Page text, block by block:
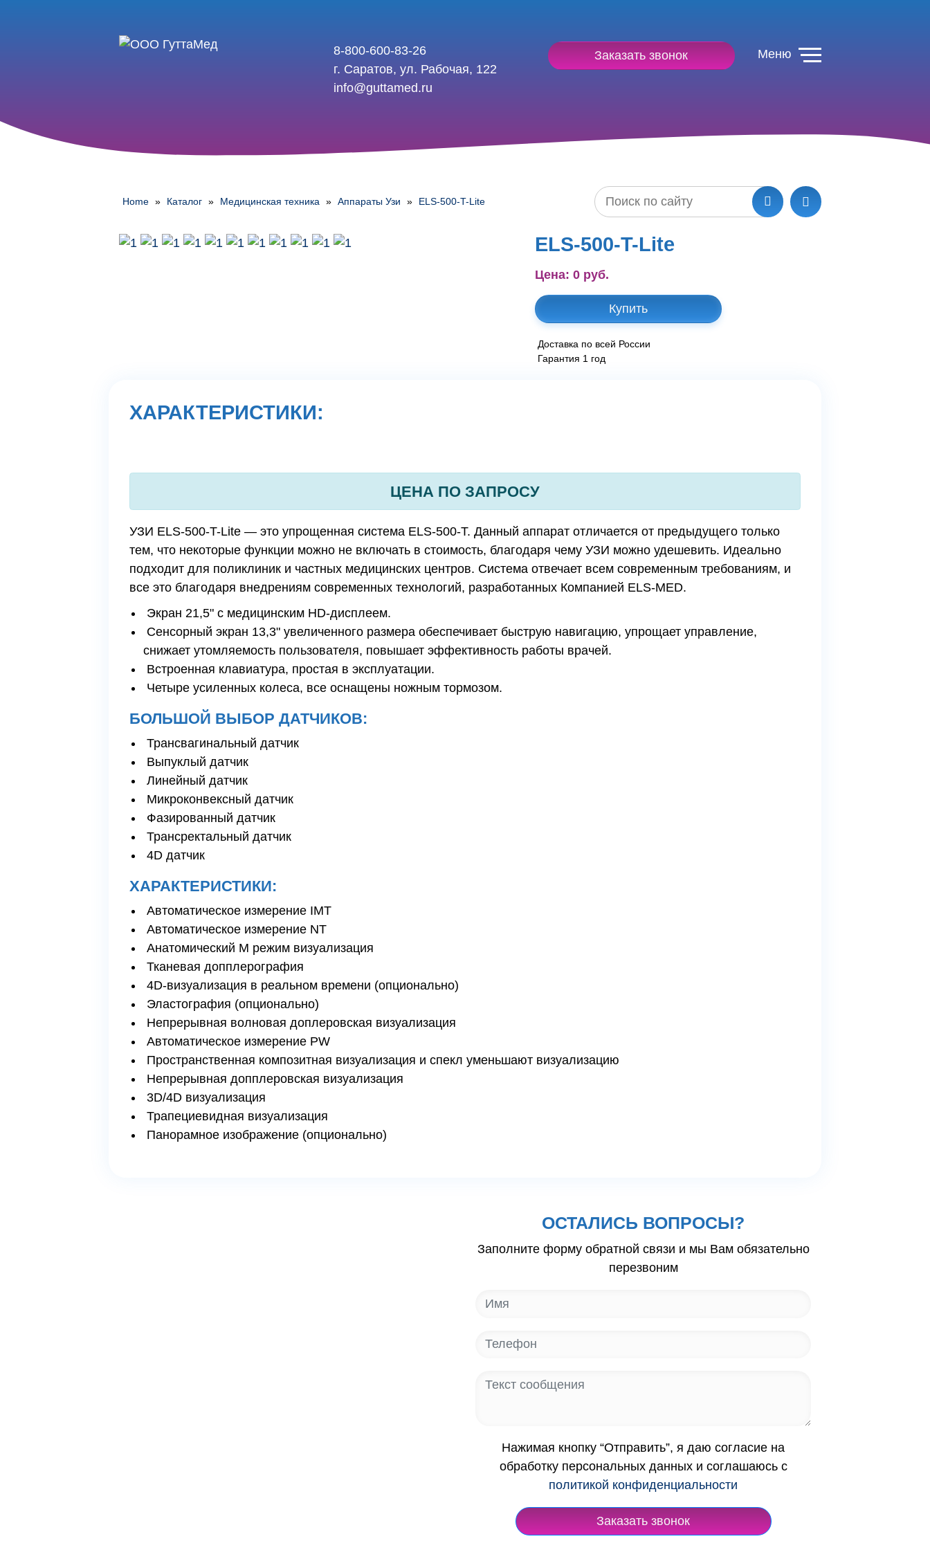
8-800-600-83-26
г. Саратов, ул. Рабочая, 122
info@guttamed.ru
Заказать звонок Меню
Home » Каталог » Медицинская техника » Аппараты Узи » ELS-500-T-Lite
ELS-500-T-Lite
Цена: 0 руб.
Купить
Доставка по всей России
Гарантия 1 год
ХАРАКТЕРИСТИКИ:
ЦЕНА ПО ЗАПРОСУ
УЗИ ELS-500-T-Lite — это упрощенная система ELS-500-T. Данный аппарат отличается от предыдущего только
тем, что некоторые функции можно не включать в стоимость, благодаря чему УЗИ можно удешевить. Идеально
подходит для поликлиник и частных медицинских центров. Система отвечает всем современным требованиям, и
все это благодаря внедрениям современных технологий, разработанных Компанией ELS-MED.
Экран 21,5" с медицинским HD-дисплеем.
Сенсорный экран 13,3" увеличенного размера обеспечивает быструю навигацию, упрощает управление,
снижает утомляемость пользователя, повышает эффективность работы врачей.
Встроенная клавиатура, простая в эксплуатации.
Четыре усиленных колеса, все оснащены ножным тормозом.
БОЛЬШОЙ ВЫБОР ДАТЧИКОВ:
Трансвагинальный датчик
Выпуклый датчик
Линейный датчик
Микроконвексный датчик
Фазированный датчик
Трансректальный датчик
4D датчик
ХАРАКТЕРИСТИКИ:
Автоматическое измерение IMT
Автоматическое измерение NT
Анатомический М режим визуализация
Тканевая допплерография
4D-визуализация в реальном времени (опционально)
Эластография (опционально)
Непрерывная волновая доплеровская визуализация
Автоматическое измерение PW
Пространственная композитная визуализация и спекл уменьшают визуализацию
Непрерывная допплеровская визуализация
3D/4D визуализация
Трапециевидная визуализация
Панорамное изображение (опционально)
ОСТАЛИСЬ ВОПРОСЫ?
Заполните форму обратной связи и мы Вам обязательно
перезвоним
Нажимая кнопку “Отправить”, я даю согласие на
обработку персональных данных и соглашаюсь с
политикой конфиденциальности
Заказать звонок